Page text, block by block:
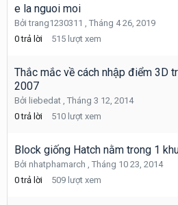
e la nguoi moi
Bởitrang1230311
Tháng 4 26, 2019
0 trả lời 515 lượt xem
Thắc mắc về cách nhập điểm 3D
2007
Bởi liebedat Tháng 3 12, 2014
0 trả lời 510 lượt xem
Block giống Hatch nằm trong 1
Bởi nhatphamarch
Tháng 10 23, 2014
0 trả lời 509 lượt xem